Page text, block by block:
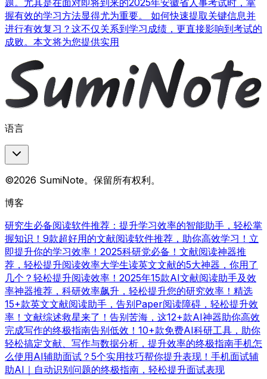
握有效的学习方法显得尤为重要。 如何快速提取关键信息并
进行有效复习？这不仅关系到学习成绩，更直接影响到考试的
成败。本文将为您提供实用
语言
©2026 SumiNote。保留所有权利。
博客
研究生必备阅读软件推荐：提升学习效率的智能助手，轻松掌
握知识！ 9款超好用的文献阅读软件推荐，助你高效学习！立
即提升你的学习效率！ 2025科研党必备！文献阅读神器推
荐，轻松提升阅读效率大学生读英文文献的5大神器，你用了
几个？轻松提升阅读效率！ 2025年15款AI文献阅读助手及效
率神器推荐，科研效率飙升，轻松提升您的研究效率！ 精选
15+款英文文献阅读助手，告别Paper阅读障碍，轻松提升效
率！ 文献综述救星来了！告别苦海，这12+款AI神器助你高效
完成写作的终极指南告别低效！10+款免费AI科研工具，助你
轻松搞定文献、写作与数据分析，提升效率的终极指南手机怎
么使用AI辅助面试？5个实用技巧帮你提升表现！ 手机面试辅
助AI｜自动识别问题的终极指南，轻松提升面试表现